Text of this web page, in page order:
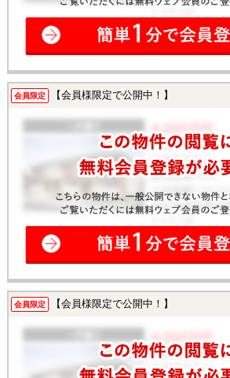
会員限定 【会員様限定で公開中！】
会員限定 【会員様限定で公開中！】